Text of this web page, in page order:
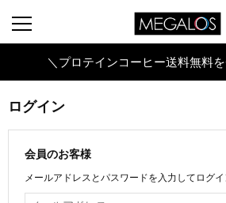
＼プロテインコーヒー送料無料
ログイン
会員のお客様
メールアドレスとパスワードを入力してログイ